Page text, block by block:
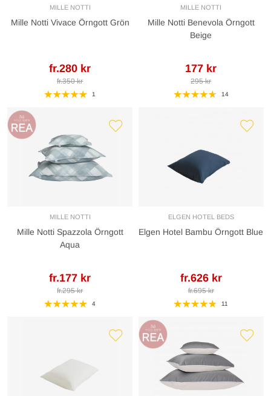
MILLE NOTTI
Mille Notti Vivace Örngott Grön
fr.280 kr
fr.350 kr
1
MILLE NOTTI
Mille Notti Benevola Örngott
Beige
177 kr
295 kr
14
MILLE NOTTI
Mille Notti Spazzola Örngott
Aqua
fr.177 kr
fr.295 kr
4
ELGEN HOTEL BEDS
Elgen Hotel Bambu Örngott Blue
fr.626 kr
fr.695 kr
11